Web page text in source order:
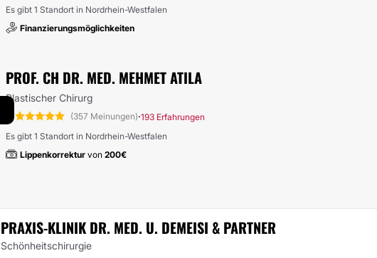
Es gibt 1 Standort in Nordrhein-Westfalen
Finanzierungsmöglichkeiten
PROF. CH DR. MED. MEHMET ATILA
Plastischer Chirurg
(357 Meinungen)·193 Erfahrungen
Es gibt 1 Standort in Nordrhein-Westfalen
Lippenkorrektur von 200€
PRAXIS-KLINIK DR. MED. U. DEMEISI & PARTNER
Schönheitschirurgie